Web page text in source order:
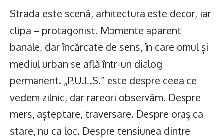
Strada este scenă, arhitectura este decor, iar
clipa – protagonist. Momente aparent
banale, dar încărcate de sens, în care omul și
mediul urban se află într-un dialog
permanent. „P.U.L.S.” este despre ceea ce
vedem zilnic, dar rareori observăm. Despre
mers, așteptare, traversare. Despre oraș ca
stare, nu ca loc. Despre tensiunea dintre